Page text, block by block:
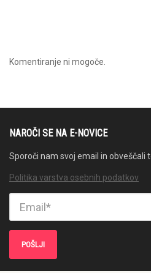
Komentiranje ni mogoče.
NAROČI SE NA E-NOVICE
Sporoči nam svoj email in obveščali
Politika varstva osebnih podatkov